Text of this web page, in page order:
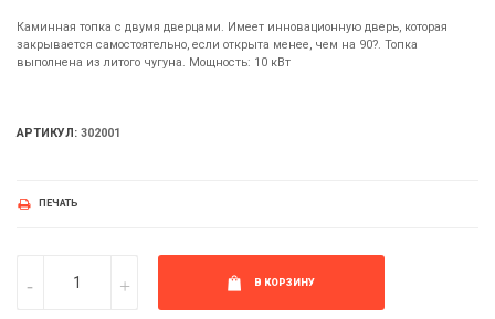
Каминная топка с двумя дверцами. Имеет инновационную дверь, которая
закрывается самостоятельно, если открыта менее, чем на 90?. Топка
выполнена из литого чугуна. Мощность: 10 кВт
АРТИКУЛ: 302001
ПЕЧАТЬ
В КОРЗИНУ